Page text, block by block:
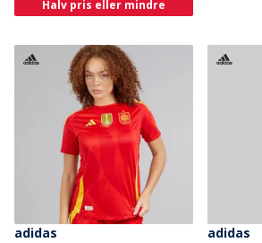
Halv pris eller mindre
adidas
adidas